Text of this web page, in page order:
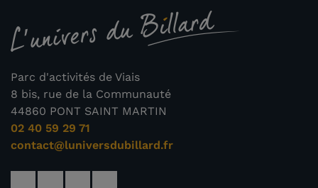
Parc d'activités de Viais
8 bis, rue de la Communauté
44860 PONT SAINT MARTIN
02 40 59 29 71
contact@luniversdubillard.fr